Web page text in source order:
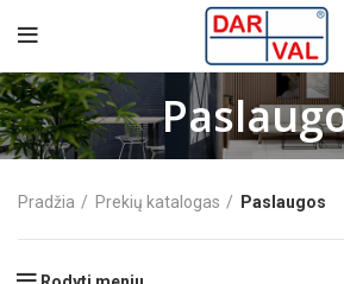
Pradžia Prekių katalogas Paslaugos